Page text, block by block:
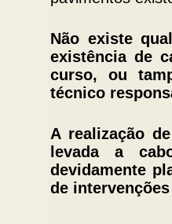
Não existe
existência de
curso, ou
técnico
A realização
levada a
devidamente
de